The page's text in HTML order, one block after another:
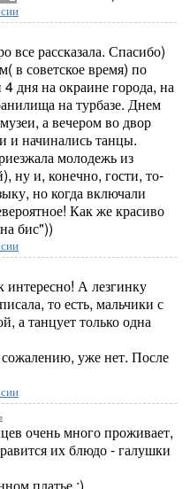
все рассказала. Спасибо)
в советское время) по
дня на окраине города, на
на турбазе. Днем
а вечером во двор
и начинались танцы.
молодежь из
ну и, конечно, гости, то-
но когда включали
Как же красиво
бис"))
интересно! А лезгинку
то есть, мальчики с
а танцует только одна
уже нет. После
очень много проживает,
их блюдо - галушки